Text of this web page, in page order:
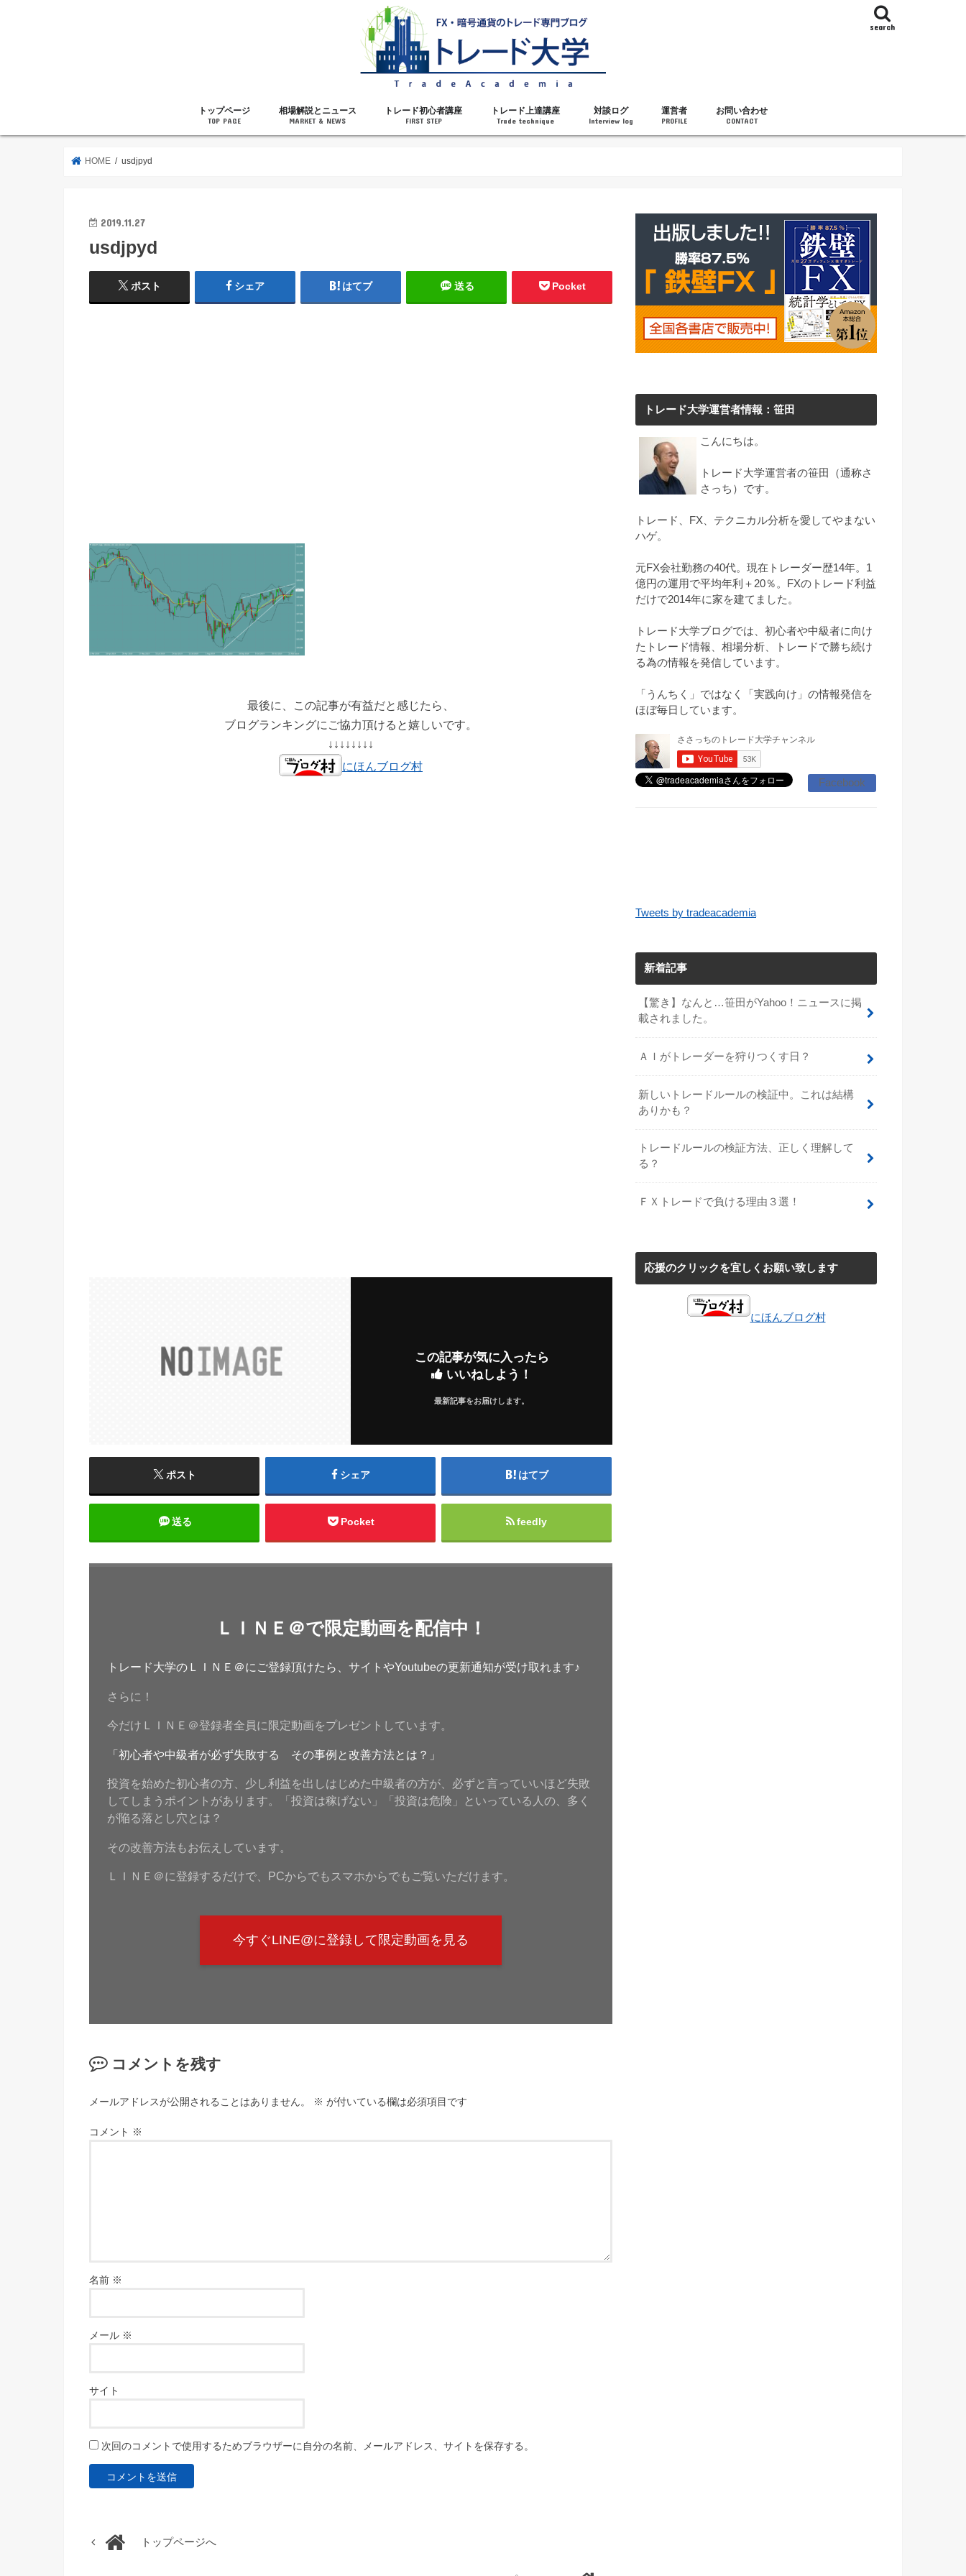
search
トップページ
TOP PAGE
相場解説とニュース
MARKET & NEWS
トレード初心者講座
FIRST STEP
トレード上達講座
Trade technique
対談ログ
Interview log
運営者
PROFILE
お問い合わせ
CONTACT
HOME usdjpyd
2019.11.27
usdjpyd
ポスト シェア はてブ 送る Pocket
最後に、この記事が有益だと感じたら、
ブログランキングにご協力頂けると嬉しいです。
↓↓↓↓↓↓↓↓
にほんブログ村
この記事が気に入ったら
いいねしよう！
最新記事をお届けします。
ポスト シェア はてブ
送る Pocket feedly
ＬＩＮＥ＠で限定動画を配信中！
トレード大学のＬＩＮＥ＠にご登録頂けたら、サイトやYoutubeの更新通知が受け取れます♪
さらに！
今だけＬＩＮＥ＠登録者全員に限定動画をプレゼントしています。
「初心者や中級者が必ず失敗する その事例と改善方法とは？」
投資を始めた初心者の方、少し利益を出しはじめた中級者の方が、必ずと言っていいほど失敗
してしまうポイントがあります。「投資は稼げない」「投資は危険」といっている人の、多く
が陥る落とし穴とは？
その改善方法もお伝えしています。
ＬＩＮＥ＠に登録するだけで、PCからでもスマホからでもご覧いただけます。
今すぐLINE@に登録して限定動画を見る
コメントを残す
メールアドレスが公開されることはありません。 ※ が付いている欄は必須項目です
コメント ※
名前 ※
メール ※
サイト
次回のコメントで使用するためブラウザーに自分の名前、メールアドレス、サイトを保存する。
トップページへ
トレード大学運営者情報：笹田
こんにちは。
トレード大学運営者の笹田（通称さ
さっち）です。
トレード、FX、テクニカル分析を愛してやまない
ハゲ。
元FX会社勤務の40代。現在トレーダー歴14年。1
億円の運用で平均年利＋20％。FXのトレード利益
だけで2014年に家を建てました。
トレード大学ブログでは、初心者や中級者に向け
たトレード情報、相場分析、トレードで勝ち続け
る為の情報を発信しています。
「うんちく」ではなく「実践向け」の情報発信を
ほぼ毎日しています。
Facebook
Tweets by tradeacademia
新着記事
【驚き】なんと…笹田がYahoo！ニュースに掲
載されました。
ＡＩがトレーダーを狩りつくす日？
新しいトレードルールの検証中。これは結構
ありかも？
トレードルールの検証方法、正しく理解して
る？
ＦＸトレードで負ける理由３選！
応援のクリックを宜しくお願い致します
にほんブログ村